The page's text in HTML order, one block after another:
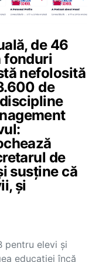
de 46
fonduri
nefolosită
de
de
susține că
și
pentru elevi și
educației încă